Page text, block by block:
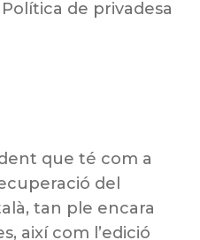
Política de privadesa
que té com a
del
tan ple encara
així com l’edició